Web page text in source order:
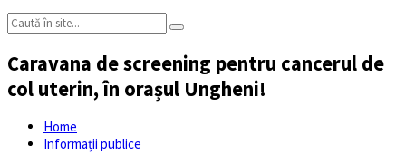
Caravana de screening pentru cancerul de
col uterin, în orașul Ungheni!
Home
Informații publice